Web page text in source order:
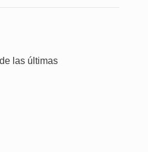
las últimas